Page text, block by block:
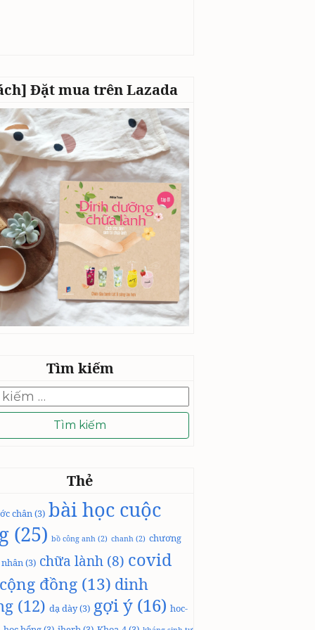
Đặt mua trên Lazada
Tìm kiếm
Thẻ
chân(3) bài học cuộc
(25) bồ công anh (2) chanh (2) chương
(3) chữa lành (8) covid
cộng đồng (13) dinh
(12) dạ dày(3) gợi ý (16) hoc-